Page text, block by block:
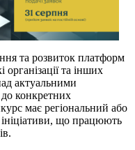
та розвиток платформ
організації та інших
актуальними
конкретних
має регіональний або
що працюють